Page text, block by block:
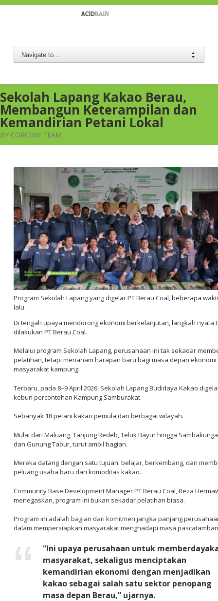
Sekolah Lapang Kakao Berau,
Membangun Keterampilan dan
Kemandirian Petani Lokal
BY CORCOM TEAM
Program Sekolah Lapang yang digelar PT Berau Coal, beberapa
lalu.
Di tengah upaya mendorong ekonomi berkelanjutan, langkah nyata
dilakukan PT Berau Coal.
Melalui program Sekolah Lapang, perusahaan ini tak sekadar
pelatihan, tetapi menanam harapan baru bagi masa depan ekonomi
masyarakat kampung.
Terbaru, pada 8–9 April 2026, Sekolah Lapang Budidaya Kakao
kebun percontohan Kampung Samburakat.
Sebanyak 18 petani kakao pemula dari berbagai wilayah.
Mulai dari Maluang, Tanjung Redeb, Teluk Bayur hingga
dan Gunung Tabur, turut ambil bagian.
Mereka datang dengan satu tujuan: belajar, berkembang, dan
peluang usaha baru dari komoditas kakao.
Community Base Development Manager PT Berau Coal, Reza
menegaskan, program ini bukan sekadar pelatihan biasa.
Program ini adalah bagian dari komitmen jangka panjang
dalam mempersiapkan masyarakat menghadapi masa
“Ini upaya perusahaan untuk
masyarakat, sekaligus menciptakan
kemandirian ekonomi dengan menjadikan
kakao sebagai salah satu sektor penopang
masa depan Berau,” ujarnya.